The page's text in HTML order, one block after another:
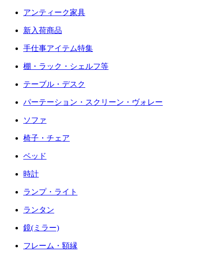
アンティーク家具
新入荷商品
手仕事アイテム特集
棚・ラック・シェルフ等
テーブル・デスク
パーテーション・スクリーン・ヴォレー
ソファ
椅子・チェア
ベッド
時計
ランプ・ライト
ランタン
鏡(ミラー)
フレーム・額縁